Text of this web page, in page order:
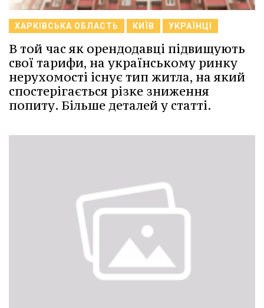
ХАРКІВСЬКА ОБЛАСТЬ КИЇВ УКРАЇНЦІ
В той час як орендодавці підвищують
свої тарифи, на українському ринку
нерухомості існує тип житла, на який
спостерігається різке зниження
попиту. Більше деталей у статті.